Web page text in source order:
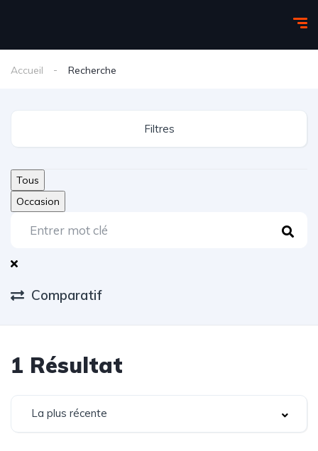
Accueil Recherche
Filtres
Tous
Occasion
Comparatif
1 Résultat
La plus récente